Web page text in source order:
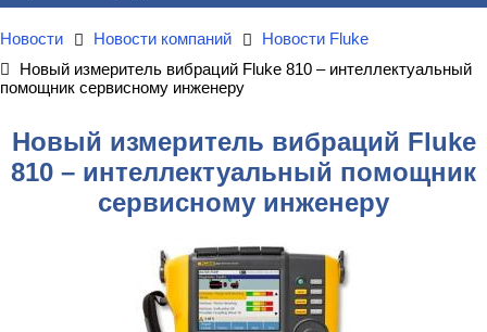
Новости Новости компаний
Новости Fluke
Новый измеритель вибраций Fluke 810 – интеллектуальный
помощник сервисному инженеру
Новый измеритель вибраций Fluke
810 – интеллектуальный помощник
сервисному инженеру